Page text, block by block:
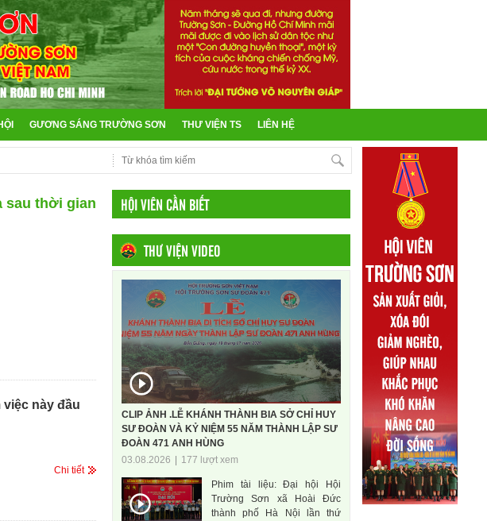
GƯƠNG SÁNG TRƯỜNG SƠN THƯ VIỆN TS LIÊN HỆ
sau thời gian
này đầu
Chi tiết
HỘI VIÊN CẦN BIẾT
THƯ VIỆN VIDEO
CLIP ẢNH .LỄ KHÁNH THÀNH BIA SỞ CHỈ HUY
SƯ ĐOÀN VÀ KỶ NIỆM 55 NĂM THÀNH LẬP SƯ
ĐOÀN 471 ANH HÙNG
03.08.2026
177 lượt xem
Phim tài liệu: Đại hội Hội
Trường Sơn xã Hoài Đức
thành phố Hà Nội lần thứ